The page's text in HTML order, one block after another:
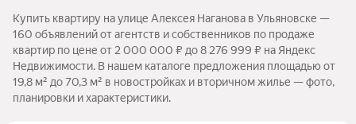
Купить квартиру на улице Алексея Наганова в Ульяновске —
160 объявлений от агентств и собственников по продаже
квартир по цене от 2 000 000 ₽ до 8 276 999 ₽ на Яндекс
Недвижимости. В нашем каталоге предложения площадью от
19,8 м² до 70,3 м² в новостройках и вторичном жилье — фото,
планировки и характеристики.